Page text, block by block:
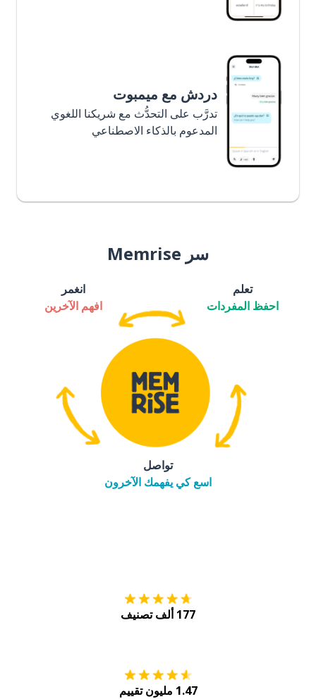
دردش مع ميمبوت
تدرَّب على التحدُّث مع شريكنا اللغوي
المدعوم بالذكاء الاصطناعي
سر Memrise
تعلم
احفظ المفردات
انغمر
افهم الآخرين
تواصل
اسع كي يفهمك الآخرون
177 ألف تصنيف
1.47 مليون تقييم